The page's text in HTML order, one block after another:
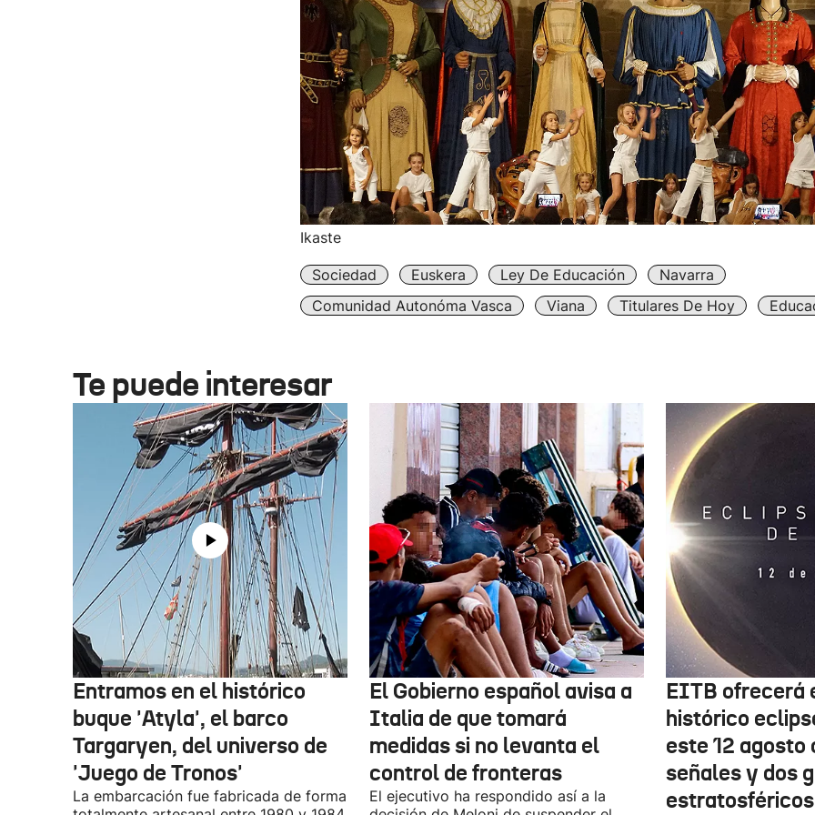
Ikaste
Sociedad Euskera Ley De Educación
Navarra
Comunidad Autonóma Vasca
Viana Titulares De Hoy
Te puede interesar
Entramos en el histórico
buque 'Atyla', el barco
Targaryen, del universo de
'Juego de Tronos'
La embarcación fue fabricada de forma
El Gobierno español avisa a
Italia de que tomará
medidas si no levanta el
control de fronteras
El ejecutivo ha respondido así a la
EITB ofrecerá
histórico
este 12
señales y dos
estratosféricos